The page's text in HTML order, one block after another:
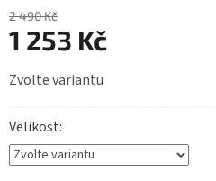
2 490 Kč
1 253 Kč
cena:
Zvolte variantu
Velikost